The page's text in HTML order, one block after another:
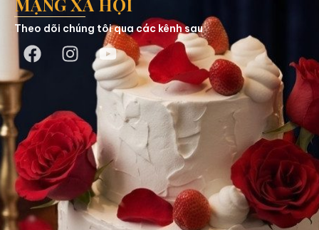
Theo dõi chúng tôi qua các kênh sau